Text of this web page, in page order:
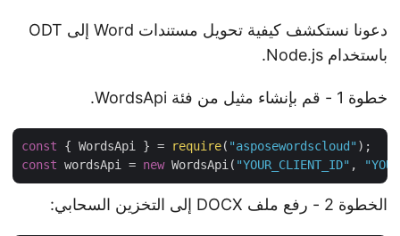
دعونا نستكشف كيفية تحويل مستندات Word إلى ODT
باستخدام Node.js.
خطوة 1 - قم بإنشاء مثيل من فئة WordsApi.
const { WordsApi } = require ("asposewordscloud"
const wordsApi = new WordsApi("YOUR_CLIENT_ID" ,
الخطوة 2 - رفع ملف DOCX إلى التخزين السحابي: